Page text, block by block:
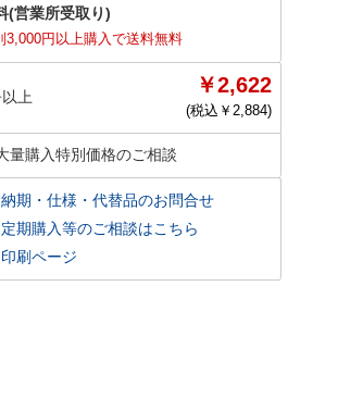
(営業所受取り)
3,000円以上購入で送料無料
上 ￥2,622
(税込￥ 2,884)
量購入特別価格のご相談
納期・仕様・代替品のお問合せ
定期購入等のご相談はこちら
印刷ページ